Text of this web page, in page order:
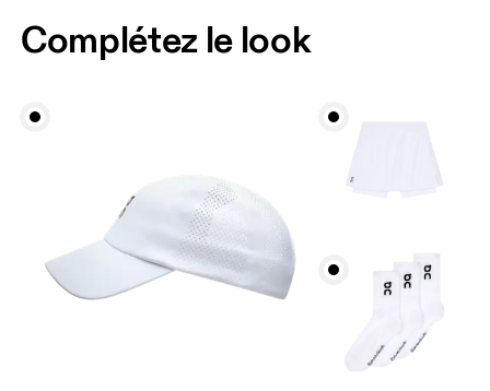
Complétez le look